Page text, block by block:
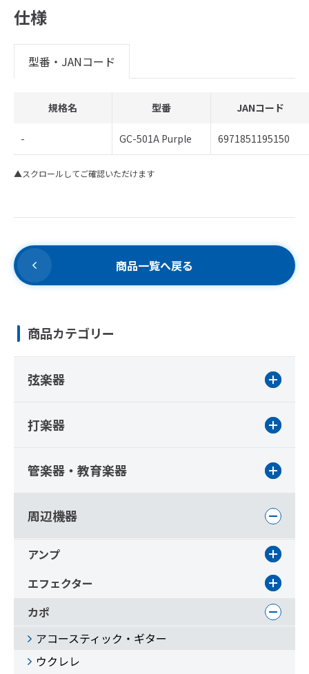
仕様
型番・JANコード
規格名 型番 JANコード
- GC-501A Purple 6971851195150
▲スクロールしてご確認いただけます
商品一覧へ戻る
商品カテゴリー
弦楽器
打楽器
管楽器・教育楽器
周辺機器
アンプ
エフェクター
カポ
アコースティック・ギター
ウクレレ